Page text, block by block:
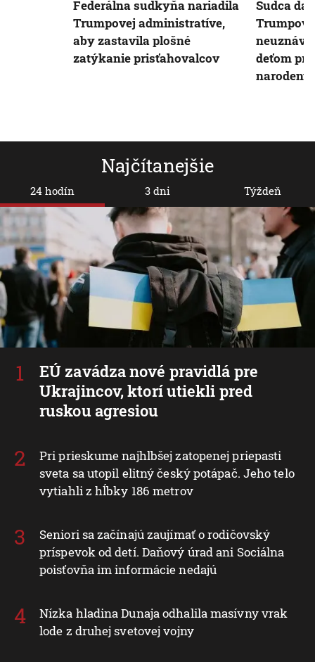
Najčítanejšie
24 hodín
EÚ zavádza nové pravidlá pre
Ukrajincov, ktorí utiekli pred
ruskou agresiou
Pri prieskume najhlbšej zatopenej priepasti
sveta sa utopil elitný český potápač. Jeho telo
vytiahli z hĺbky 186 metrov
Seniori sa začínajú zaujímať o rodičovský
príspevok od detí. Daňový úrad ani Sociálna
poisťovňa im informácie nedajú
Nízka hladina Dunaja odhalila masívny vrak
lode z druhej svetovej vojny
3 dni Týždeň
Federálna sudkyňa nariadila
Trumpovej administratíve,
aby zastavila plošné
zatýkanie prisťahovalcov
Sudca
deťom